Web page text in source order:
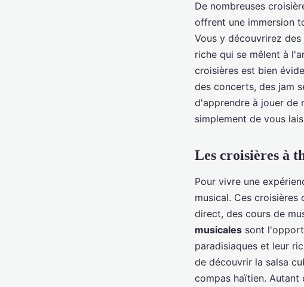
De nombreuses
offrent une immersion
Vous y découvrirez
riche qui se mêlent à
croisières est bien
des concerts, des jam
d'apprendre à jouer de
simplement de vous
Les croisières à
Pour vivre une
musical. Ces croisières
direct, des cours de
musicales sont
paradisiaques et leur
de découvrir la salsa
compas haïtien. Autant